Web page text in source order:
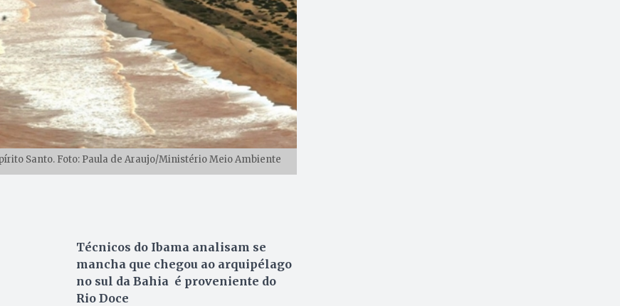
Santo. Foto: Paula de Araujo/Ministério Meio Ambiente
Técnicos do Ibama analisam se
mancha que chegou ao arquipélago
no sul da Bahia é proveniente do
Rio Doce